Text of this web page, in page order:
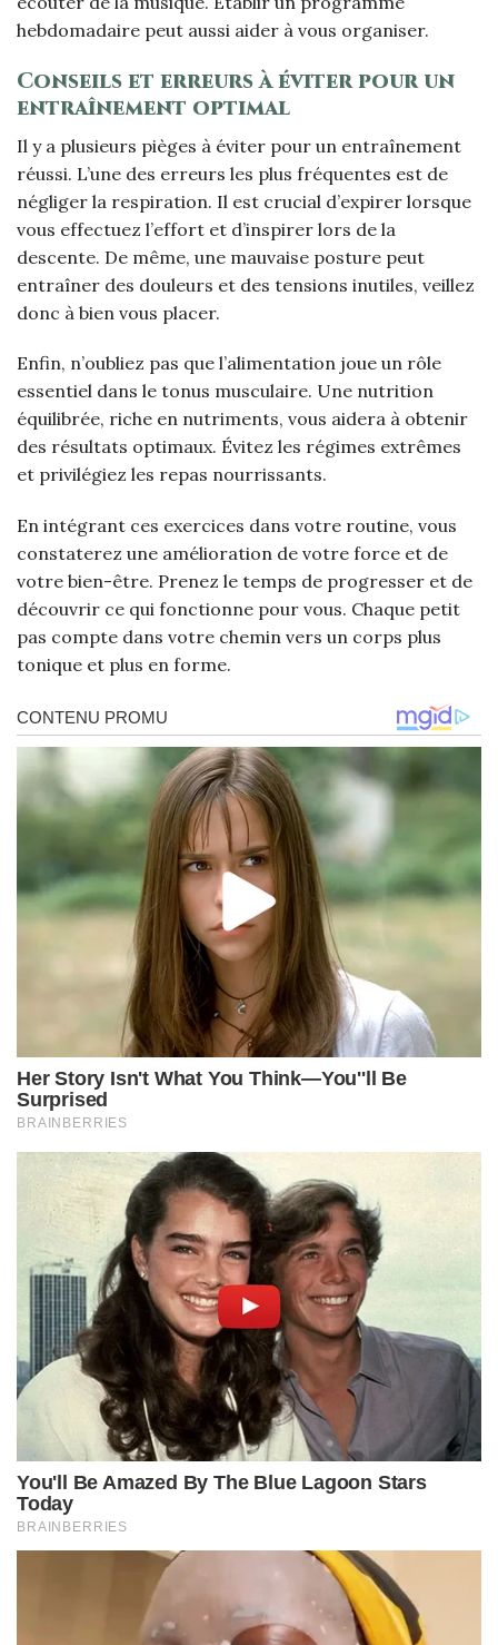
hebdomadaire peut aussi aider à vous organiser.
Conseils et erreurs à éviter pour un
entraînement optimal
Il y a plusieurs pièges à éviter pour un entraînement
réussi. L’une des erreurs les plus fréquentes est de
négliger la respiration. Il est crucial d’expirer lorsque
vous effectuez l’effort et d’inspirer lors de la
descente. De même, une mauvaise posture peut
entraîner des douleurs et des tensions inutiles, veillez
donc à bien vous placer.
Enfin, n’oubliez pas que l’alimentation joue un rôle
essentiel dans le tonus musculaire. Une nutrition
équilibrée, riche en nutriments, vous aidera à obtenir
des résultats optimaux. Évitez les régimes extrêmes
et privilégiez les repas nourrissants.
En intégrant ces exercices dans votre routine, vous
constaterez une amélioration de votre force et de
votre bien-être. Prenez le temps de progresser et de
découvrir ce qui fonctionne pour vous. Chaque petit
pas compte dans votre chemin vers un corps plus
tonique et plus en forme.